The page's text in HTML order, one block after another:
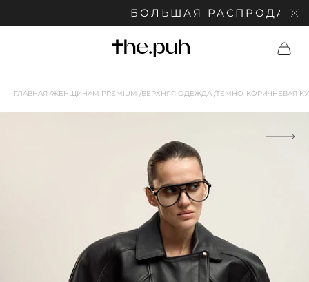
БОЛЬШАЯ РАСПРОДАЖА:
ГЛАВНАЯ ЖЕНЩИНАМ PREMIUM ВЕРХНЯЯ ОДЕЖДА ТЕМНО-КОРИЧНЕВАЯ